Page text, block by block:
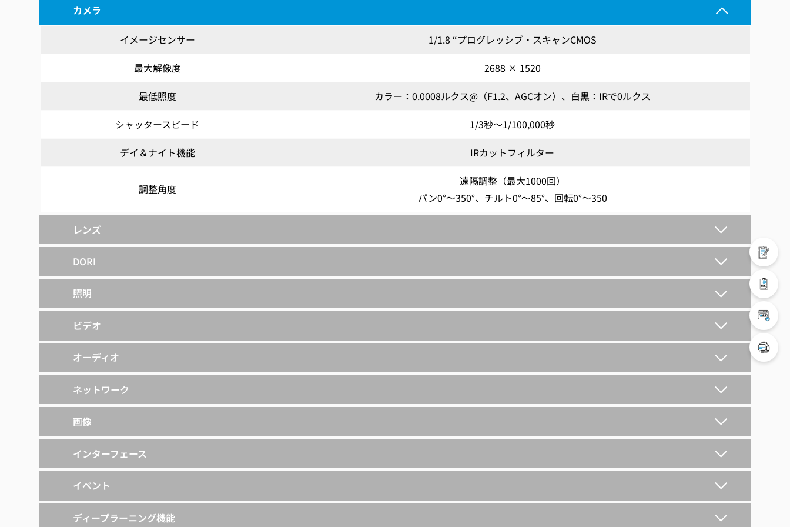
カメラ
イメージセンサー 1/1.8 “プログレッシブ・スキャンCMOS
最大解像度 2688 × 1520
最低照度 カラー：0.0008ルクス@（F1.2、AGCオン）、白黒：IRで0ルクス
シャッタースピード 1/3秒～1/100,000秒
デイ＆ナイト機能 IRカットフィルター
調整角度
遠隔調整（最大1000回）
パン0°～350°、チルト0°～85°、回転0°〜350
レンズ
DORI
照明
ビデオ
オーディオ
ネットワーク
画像
インターフェース
イベント
ディープラーニング機能